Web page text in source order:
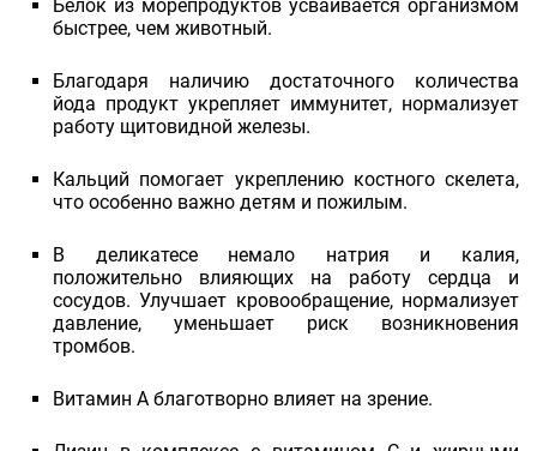
Белок из морепродуктов усваивается организмом
быстрее, чем животный.
Благодаря наличию достаточного количества
йода продукт укрепляет иммунитет, нормализует
работу щитовидной железы.
Кальций помогает укреплению костного скелета,
что особенно важно детям и пожилым.
В деликатесе немало натрия и калия,
положительно влияющих на работу сердца и
сосудов. Улучшает кровообращение, нормализует
давление, уменьшает риск возникновения
тромбов.
Витамин А благотворно влияет на зрение.